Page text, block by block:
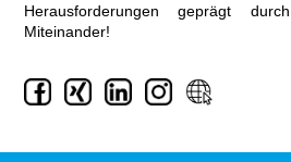
Herausforderungen geprägt
Miteinander!